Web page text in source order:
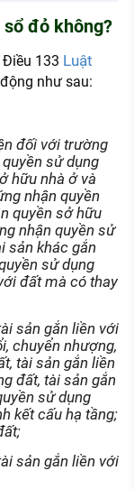
đỏ không?
133 Luật
như sau:
đối với trường
sử dụng
hữu nhà ở và
nhận quyền
quyền sở hữu
nhận quyền sử
sản khác gắn
sử dụng
đất mà có thay
sản gắn liền với
chuyển nhượng,
tài sản gắn liền
đất, tài sản gắn
sử dụng
kết cấu hạ tầng;
sản gắn liền với